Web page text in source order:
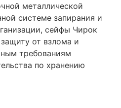
металлической
системе запирания и
сейфы Чирок
от взлома и
требованиям
по хранению